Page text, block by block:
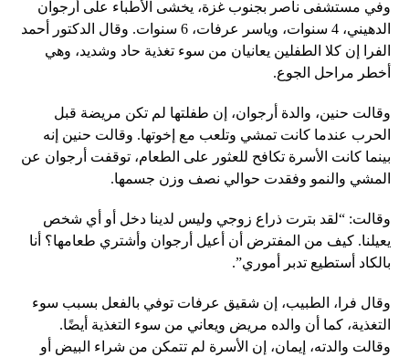
وفي مستشفى ناصر بجنوب غزة، يخشى الأطباء على أرجوان
الدهيني، 4 سنوات، وياسر عرفات، 6 سنوات. وقال الدكتور أحمد
الفرا إن كلا الطفلين يعانيان من سوء تغذية حاد وشديد، وهي
أخطر مراحل الجوع.
وقالت حنين، والدة أرجوان، إن طفلتها لم تكن مريضة قبل
الحرب عندما كانت تمشي وتلعب مع إخوتها. وقالت حنين إنه
بينما كانت الأسرة تكافح للعثور على الطعام، توقفت أرجوان عن
المشي والنمو وفقدت حوالي نصف وزن جسمها.
وقالت: “لقد بترت ذراع زوجي وليس لدينا دخل أو أي شخص
يعيلنا. كيف من المفترض أن أعيل أرجوان وأشتري طعامها؟ أنا
بالكاد أستطيع تدبر أموري”.
وقال فرا، الطبيب، إن شقيق عرفات توفي بالفعل بسبب سوء
التغذية، كما أن والده مريض ويعاني من سوء التغذية أيضًا.
وقالت والدته، إيمان، إن الأسرة لم تتمكن من شراء البيض أو